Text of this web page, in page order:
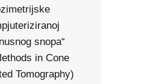
snopa“
in Cone
Tomography)